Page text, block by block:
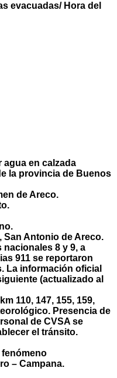
evacuadas/ Hora del
en calzada
la provincia de Buenos
de Areco.
San Antonio de Areco.
nacionales 8 y 9, a
911 se reportaron
La información oficial
(actualizado al
110, 147, 155, 159,
Presencia de
de CVSA se
el tránsito.
fenómeno
– Campana.